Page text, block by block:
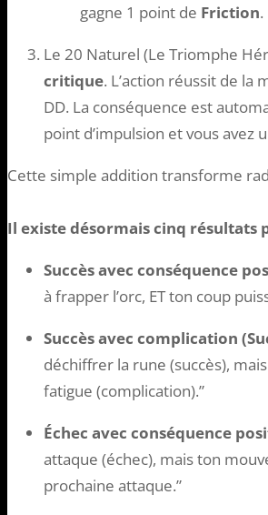
gagne 1 point de Friction
Le 20 Naturel (Le Triomphe
critique. L’action réussit de la
DD. La conséquence est
point d’impulsion et vous avez
Cette simple addition transforme
Il existe désormais cinq résultats
Succès avec conséquence
à frapper l’orc, ET ton coup
Succès avec complication
déchiffrer la rune (succès),
fatigue (complication).”
Échec avec conséquence
attaque (échec), mais ton
prochaine attaque.”